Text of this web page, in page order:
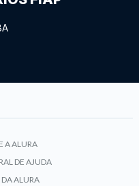
A ALURA
DE AJUDA
ALURA